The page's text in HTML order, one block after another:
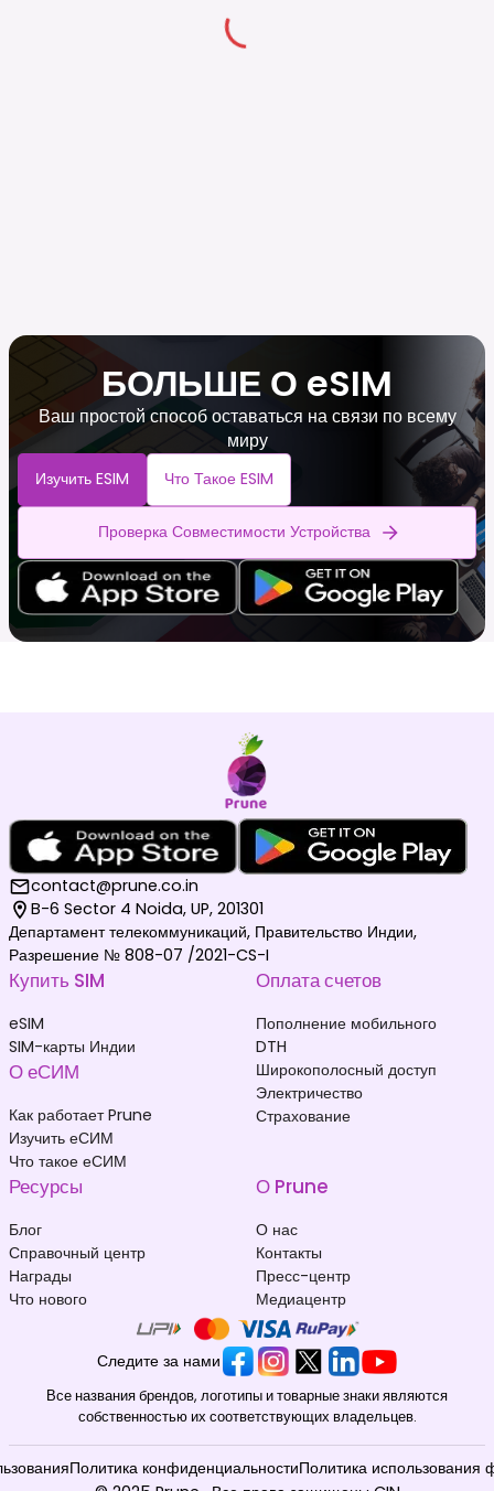
БОЛЬШЕ О eSIM
Ваш простой способ оставаться на связи по всему
миру
Изучить ESIM Что Такое ESIM
Проверка Совместимости Устройства
contact@prune.co.in
B-6 Sector 4 Noida, UP, 201301
Департамент телекоммуникаций, Правительство Индии,
Разрешение № 808-07 /2021-CS-I
Купить SIM
eSIM
SIM-карты Индии
О еСИМ
Как работает Prune
Изучить еСИМ
Что такое еСИМ
Оплата счетов
Пополнение мобильного
DTH
Широкополосный доступ
Электричество
Страхование
Ресурсы
Блог
Справочный центр
Награды
Что нового
О Prune
О нас
Контакты
Пресс-центр
Медиацентр
Следите за нами
Все названия брендов, логотипы и товарные знаки являются
собственностью их соответствующих владельцев.
Политика конфиденциальностиПолитика